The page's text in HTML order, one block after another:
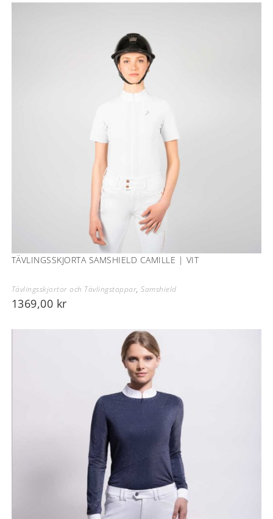
TÄVLINGSSKJORTA SAMSHIELD CAMILLE | VIT
Tävlingsskjortor och Tävlingstoppar,Samshield
1369,00 kr